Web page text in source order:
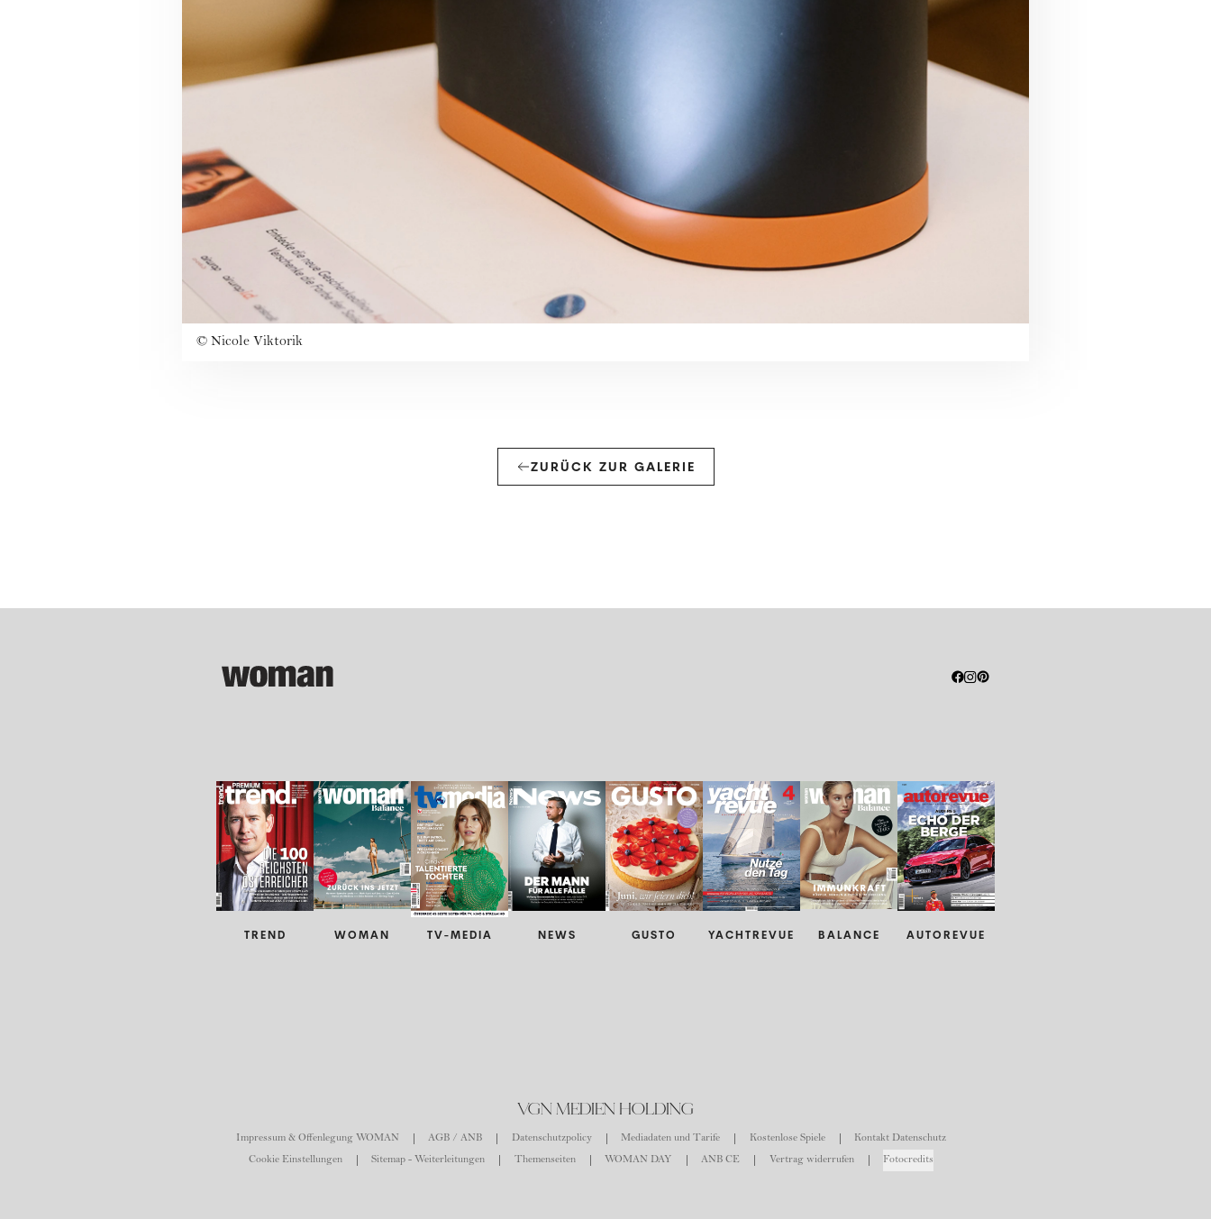
© Nicole Viktorik
ZURÜCK ZUR GALERIE
TREND WOMAN TV-MEDIA NEWS GUSTO YACHTREVUE BALANCE AUTOREVUE
VGN MEDIEN HOLDING
Impressum & Offenlegung WOMAN AGB / ANB Datenschutzpolicy Mediadaten und Tarife Kostenlose Spiele
Kontakt Datenschutz
Cookie Einstellungen
Sitemap - Weiterleitungen Themenseiten WOMAN DAY ANB CE Vertrag widerrufen Fotocredits